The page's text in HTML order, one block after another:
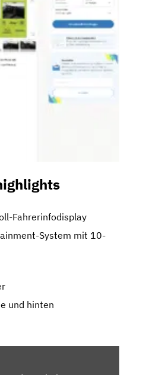
Fahrerinfodisplay
System mit 10-
und hinten